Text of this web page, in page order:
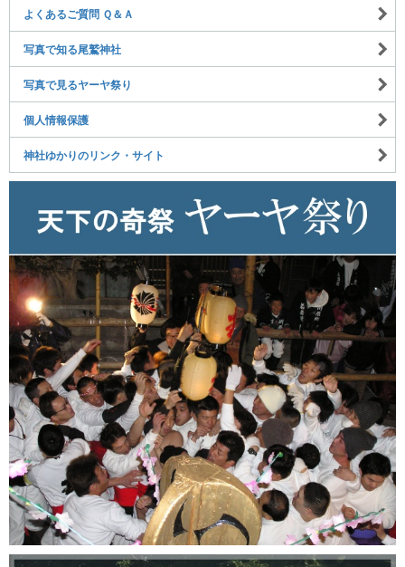
よくあるご質問 Ｑ＆Ａ
写真で知る尾鷲神社
写真で見るヤーヤ祭り
個人情報保護
神社ゆかりのリンク・サイト